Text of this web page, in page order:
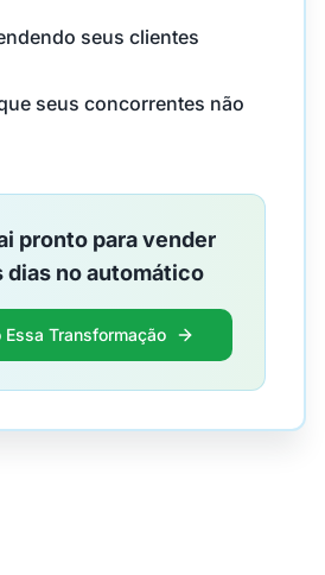
seus clientes
seus concorrentes não
pronto para vender
dias no automático
Essa Transformação